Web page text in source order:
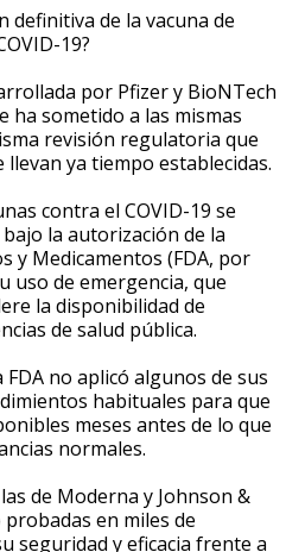
definitiva de la vacuna de
19?
por Pfizer y BioNTech
ha sometido a las mismas
revisión regulatoria que
llevan ya tiempo establecidas.
contra el COVID-19 se
la autorización de la
y Medicamentos (FDA, por
uso de emergencia, que
la disponibilidad de
de salud pública.
no aplicó algunos de sus
habituales para que
meses antes de lo que
normales.
de Moderna y Johnson &
en miles de
seguridad y eficacia frente a